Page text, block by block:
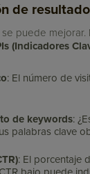
de
puede mejorar.
(Indicadores
: El número de
de keywords:
palabras clave
: El porcentaje